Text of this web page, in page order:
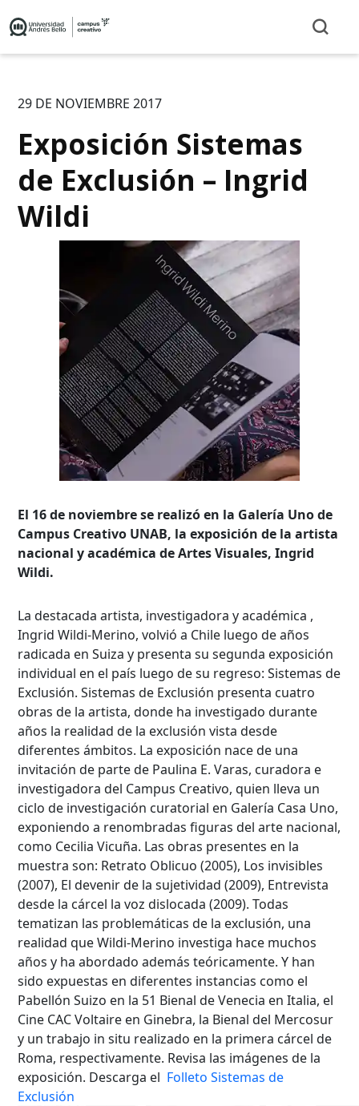
29 DE NOVIEMBRE 2017
Exposición Sistemas
de Exclusión – Ingrid
Wildi
El 16 de noviembre se realizó en la Galería Uno de
Campus Creativo UNAB, la exposición de la artista
nacional y académica de Artes Visuales, Ingrid
Wildi.
La destacada artista, investigadora y académica ,
Ingrid Wildi-Merino, volvió a Chile luego de años
radicada en Suiza y presenta su segunda exposición
individual en el país luego de su regreso: Sistemas de
Exclusión. Sistemas de Exclusión presenta cuatro
obras de la artista, donde ha investigado durante
años la realidad de la exclusión vista desde
diferentes ámbitos. La exposición nace de una
invitación de parte de Paulina E. Varas, curadora e
investigadora del Campus Creativo, quien lleva un
ciclo de investigación curatorial en Galería Casa Uno,
exponiendo a renombradas figuras del arte nacional,
como Cecilia Vicuña. Las obras presentes en la
muestra son: Retrato Oblicuo (2005), Los invisibles
(2007), El devenir de la sujetividad (2009), Entrevista
desde la cárcel la voz dislocada (2009). Todas
tematizan las problemáticas de la exclusión, una
realidad que Wildi-Merino investiga hace muchos
años y ha abordado además teóricamente. Y han
sido expuestas en diferentes instancias como el
Pabellón Suizo en la 51 Bienal de Venecia en Italia, el
Cine CAC Voltaire en Ginebra, la Bienal del Mercosur
y un trabajo in situ realizado en la primera cárcel de
Roma, respectivamente. Revisa las imágenes de la
exposición. Descarga el Folleto Sistemas de
Exclusión